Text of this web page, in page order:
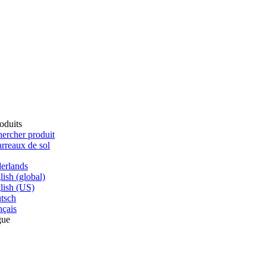
(global)
(US)
produit
de sol